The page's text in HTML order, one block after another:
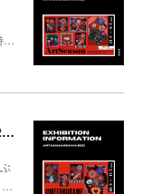
…
【展示情報】いい芽ふくら芽 in Tokyo 2024 @松坂屋上野
…